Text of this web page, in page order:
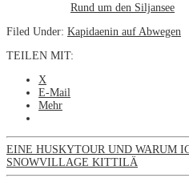
Rund um den Siljansee
Filed Under: Kapidaenin auf Abwegen
TEILEN MIT:
X
E-Mail
Mehr
EINE HUSKYTOUR UND WARUM
SNOWVILLAGE KITTILÄ